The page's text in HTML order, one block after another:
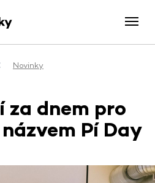
Novinky
za dnem pro
Pí Day